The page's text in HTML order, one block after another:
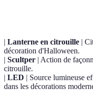
| Lanterne en citrouille |
décoration d'Halloween.
| Scultper | Action de
citrouille.
| LED | Source lumineuse
dans les décorations